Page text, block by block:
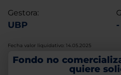
Gestora:
UBP -
Fecha valor liquidativo: 14.05.2025
Fondo no
quiere